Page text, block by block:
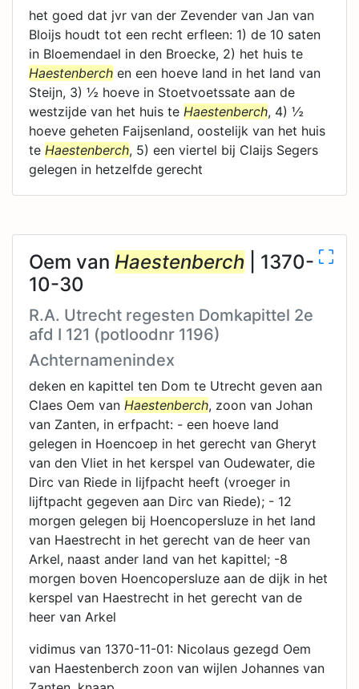
het goed dat jvr van der Zevender van Jan van
Bloijs houdt tot een recht erfleen: 1) de 10 saten
in Bloemendael in den Broecke, 2) het huis te
Haestenberch en een hoeve land in het land van
Steijn, 3) ½ hoeve in Stoetvoetssate aan de
westzijde van het huis te Haestenberch, 4) ½
hoeve geheten Faijsenland, oostelijk van het huis
te Haestenberch, 5) een viertel bij Claijs Segers
gelegen in hetzelfde gerecht
Oem van Haestenberch | 1370-
10-30
R.A. Utrecht regesten Domkapittel 2e
afd I 121 (potloodnr 1196)
Achternamenindex
deken en kapittel ten Dom te Utrecht geven aan
Claes Oem van Haestenberch, zoon van Johan
van Zanten, in erfpacht: - een hoeve land
gelegen in Hoencoep in het gerecht van Gheryt
van den Vliet in het kerspel van Oudewater, die
Dirc van Riede in lijfpacht heeft (vroeger in
lijftpacht gegeven aan Dirc van Riede); - 12
morgen gelegen bij Hoencopersluze in het land
van Haestrecht in het gerecht van de heer van
Arkel, naast ander land van het kapittel; -8
morgen boven Hoencopersluze aan de dijk in het
kerspel van Haestrecht in het gerecht van de
heer van Arkel
vidimus van 1370-11-01: Nicolaus gezegd Oem
van Haestenberch zoon van wijlen Johannes van